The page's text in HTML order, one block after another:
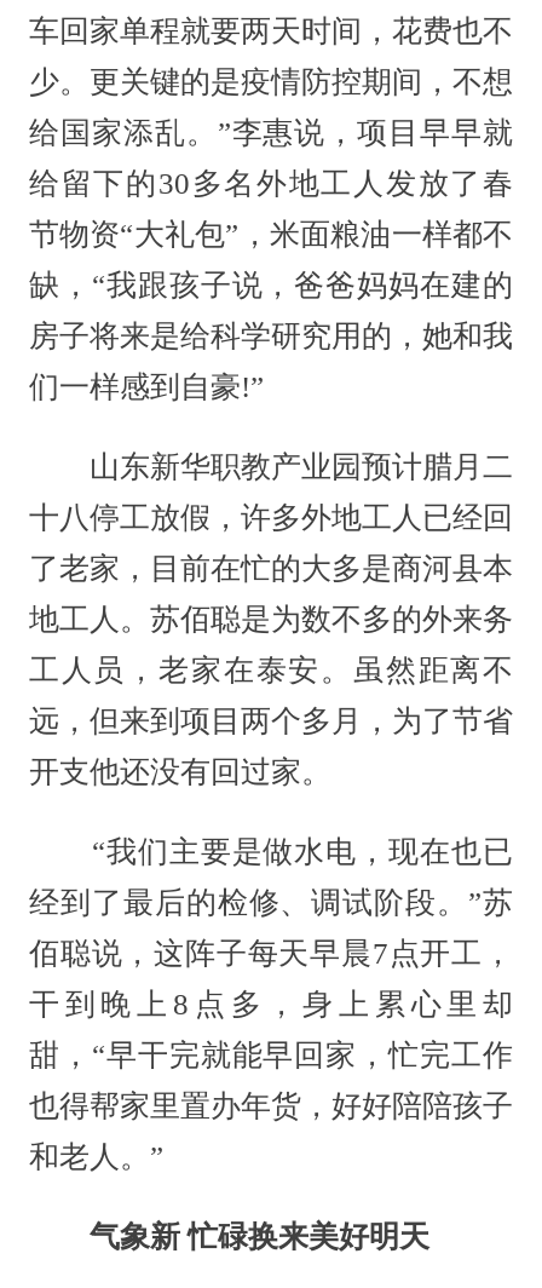
车回家单程就要两天时间，花费也不
少。更关键的是疫情防控期间，不想
给国家添乱。”李惠说，项目早早就
给留下的30多名外地工人发放了春
节物资“大礼包”，米面粮油一样都不
缺，“我跟孩子说，爸爸妈妈在建的
房子将来是给科学研究用的，她和我
们一样感到自豪!”
山东新华职教产业园预计腊月二
十八停工放假，许多外地工人已经回
了老家，目前在忙的大多是商河县本
地工人。苏佰聪是为数不多的外来务
工人员，老家在泰安。虽然距离不
远，但来到项目两个多月，为了节省
开支他还没有回过家。
“我们主要是做水电，现在也已
经到了最后的检修、调试阶段。”苏
佰聪说，这阵子每天早晨7点开工，
干到晚上8点多，身上累心里却
甜，“早干完就能早回家，忙完工作
也得帮家里置办年货，好好陪陪孩子
和老人。”
气象新 忙碌换来美好明天